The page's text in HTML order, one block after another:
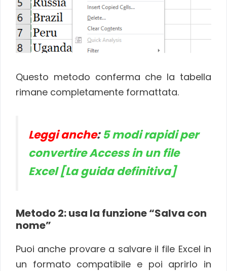
Questo metodo conferma che la tabella
rimane completamente formattata.
Leggi anche:5 modi rapidi per
convertire Access in un file
Excel [La guida definitiva]
Metodo 2: usa la funzione “Salva con
nome”
Puoi anche provare a salvare il file Excel in
un formato compatibile e poi aprirlo in